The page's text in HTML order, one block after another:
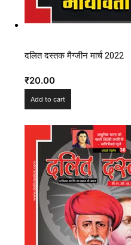
दलित दस्तक मैग्जीन मार्च 2022
₹20.00
Add to cart